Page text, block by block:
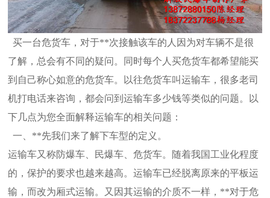
买一台危货车，对于**次接触该车的人因为对车辆不是很
了解，总会有不同的疑问。同时每个人买危货车都希望能买
到自己称心如意的危货车。以往危货车叫运输车，很多老司
机打电话来咨询，都会问到运输车多少钱等类似的问题。以
下几点为您全面解释运输车的相关问题：
一、**先我们来了解下车型的定义。
运输车又称防爆车、民爆车、危货车。随着我国工业化程度
的，保护的要求也越来越高。运输车已经脱离原来的平板运
输，而改为厢式运输。又因其运输的介质不一样，**对于危